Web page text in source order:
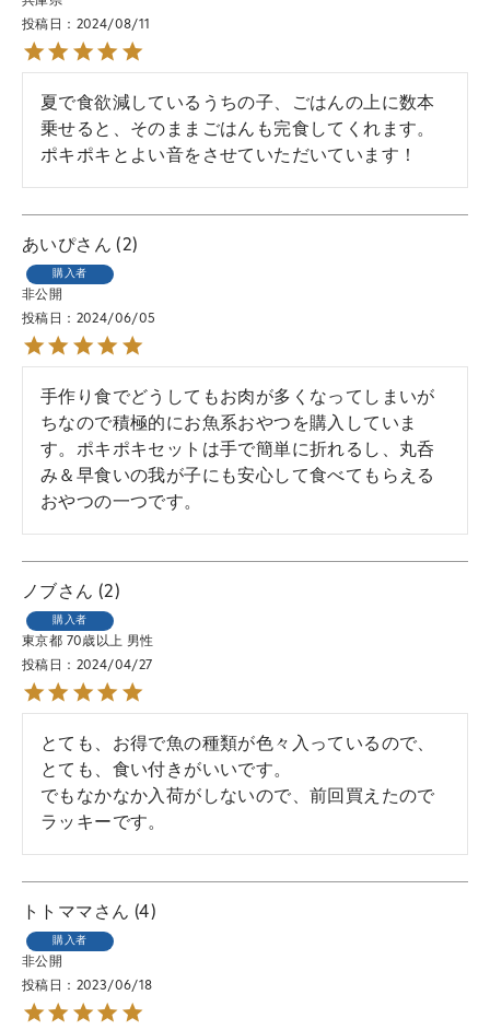
投稿日
2024/08/11
夏で食欲減しているうちの子、ごはんの上に数本
乗せると、そのままごはんも完食してくれます。
ポキポキとよい音をさせていただいています！
あいぴ 2
購入者
非公開
投稿日
2024/06/05
手作り食でどうしてもお肉が多くなってしまいが
ちなので積極的にお魚系おやつを購入していま
す。ポキポキセットは手で簡単に折れるし、丸呑
み＆早食いの我が子にも安心して食べてもらえる
おやつの一つです。
ノブ 2
購入者
東京都 70歳以上 男性
投稿日
2024/04/27
とても、お得で魚の種類が色々入っているので、
とても、食い付きがいいです。
でもなかなか入荷がしないので、前回買えたので
ラッキーです。
トトママ 4
購入者
非公開
投稿日
2023/06/18